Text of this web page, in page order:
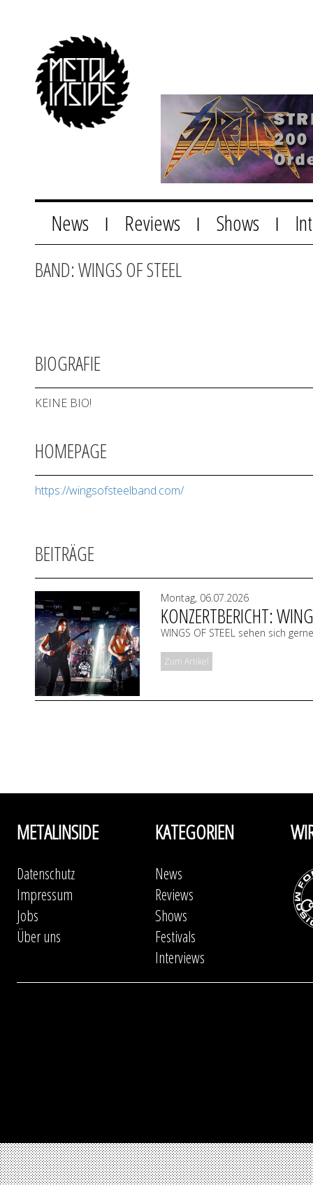
News Reviews Shows
BAND: WINGS OF STEEL
BIOGRAFIE
KEINE BIO!
HOMEPAGE
https://wingsofsteelband.com/
BEITRÄGE
Montag, 06.07.2026
KONZERTBERICHT:
WINGS OF STEEL sehen sich
Zum Artikel
METALINSIDE
Datenschutz
Impressum
Jobs
Über uns
KATEGORIEN
News
Reviews
Shows
Festivals
Interviews